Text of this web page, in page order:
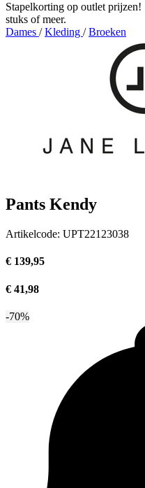
Stapelkorting op outlet
stuks of meer.
Dames / Kleding / Broeken
Pants Kendy
Artikelcode: UPT22123038
€ 139,95
€ 41,98
-70%